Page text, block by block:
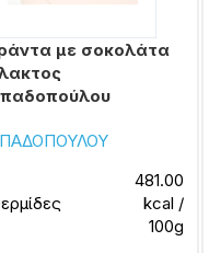
με σοκολάτα
481.00
kcal /
100g